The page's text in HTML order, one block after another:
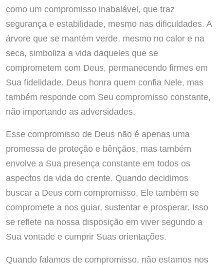
como um compromisso inabalável, que traz
segurança e estabilidade, mesmo nas dificuldades. A
árvore que se mantém verde, mesmo no calor e na
seca, simboliza a vida daqueles que se
comprometem com Deus, permanecendo firmes em
Sua fidelidade. Deus honra quem confia Nele, mas
também responde com Seu compromisso constante,
não importando as adversidades.
Esse compromisso de Deus não é apenas uma
promessa de proteção e bênçãos, mas também
envolve a Sua presença constante em todos os
aspectos da vida do crente. Quando decidimos
buscar a Deus com compromisso, Ele também se
compromete a nos guiar, sustentar e prosperar. Isso
se reflete na nossa disposição em viver segundo a
Sua vontade e cumprir Suas orientações.
Quando falamos de compromisso, não estamos nos